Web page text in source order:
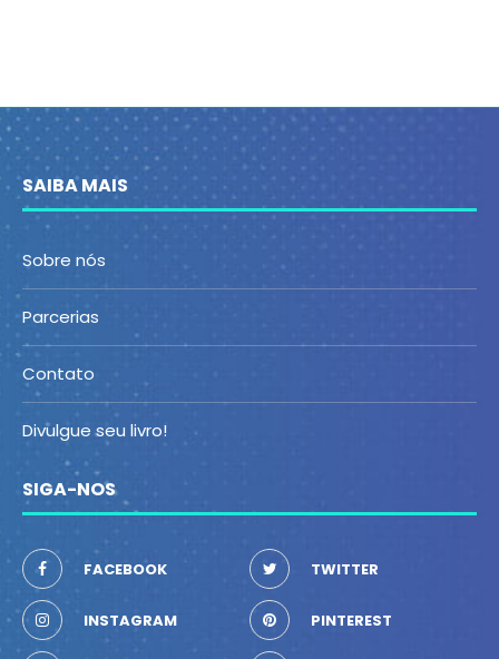
SAIBA MAIS
Sobre nós
Parcerias
Contato
Divulgue seu livro!
SIGA-NOS
FACEBOOK TWITTER
INSTAGRAM PINTEREST